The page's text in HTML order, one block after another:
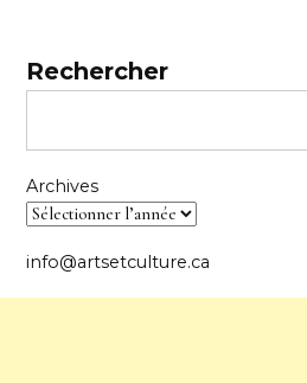
Rechercher
Archives
info@artsetculture.ca